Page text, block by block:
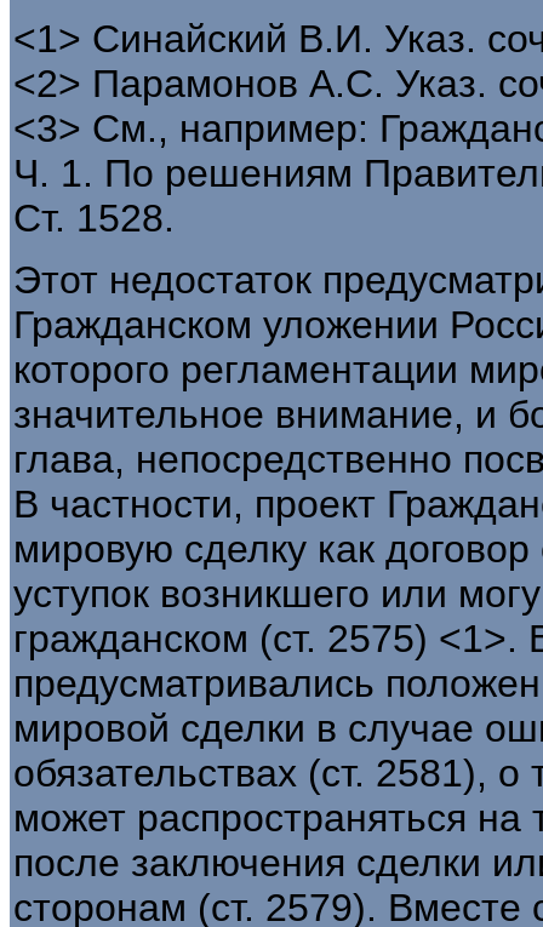
<1> Синайский В.И. Указ.
<2> Парамонов А.С. Указ.
<3> См., например:
Ч. 1. По решениям
Ст. 1528.
Этот недостаток
Гражданском уложении
которого регламентации
значительное внимание, и
глава, непосредственно
В частности, проект
мировую сделку как
уступок возникшего или
гражданском (ст. 2575) <1>.
предусматривались
мировой сделки в случае
обязательствах (ст. 2581),
может распространяться на
после заключения сделки
сторонам (ст. 2579). Вместе